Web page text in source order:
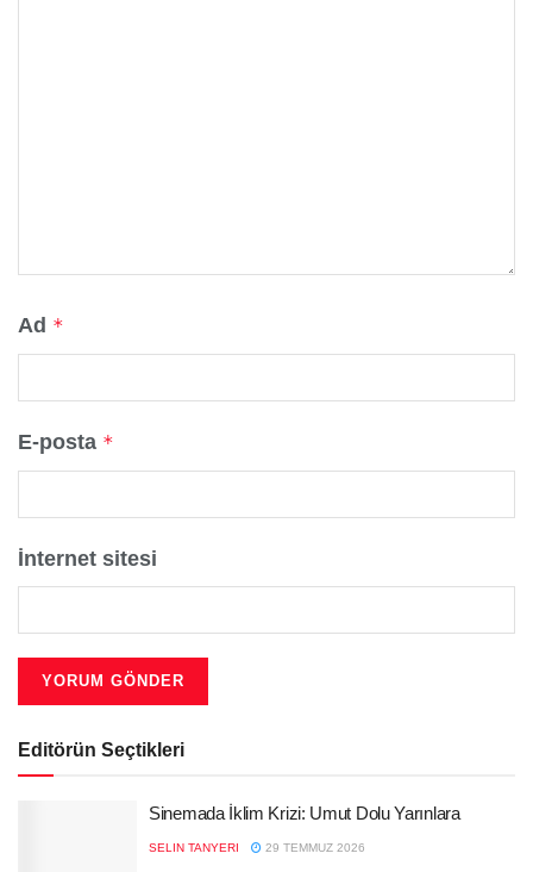
Ad *
E-posta *
İnternet sitesi
Editörün Seçtikleri
Sinemada İklim Krizi: Umut Dolu Yarınlara
SELIN TANYERI 29 TEMMUZ 2026